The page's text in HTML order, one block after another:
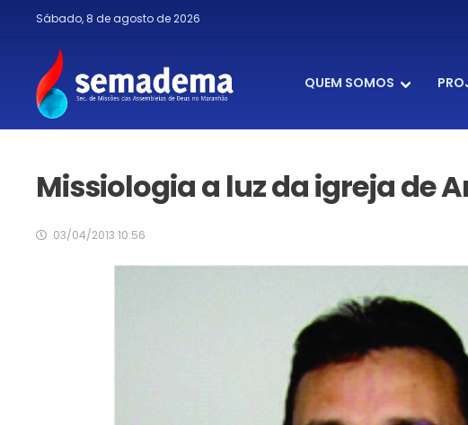
Sábado, 8 de agosto de 2026
QUEM SOMOS
Missiologia a luz da igreja de
03/04/2013 10:56